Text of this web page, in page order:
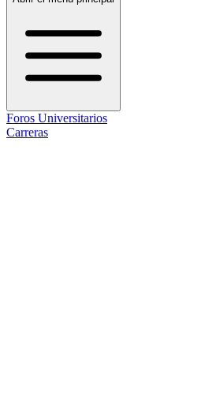
Foros Universitarios
Carreras